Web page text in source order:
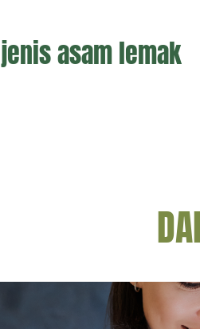
jenis asam lemak